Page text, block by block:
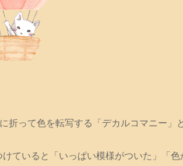
折って色を転写する「デカルコマニー」
ていると「いっぱい模様がついた」「